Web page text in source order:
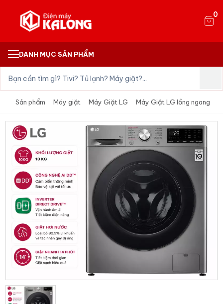
0
DANH MỤC SẢN PHẨM
Sản phẩm Máy giặt Máy Giặt LG Máy Giặt LG lồng ngang